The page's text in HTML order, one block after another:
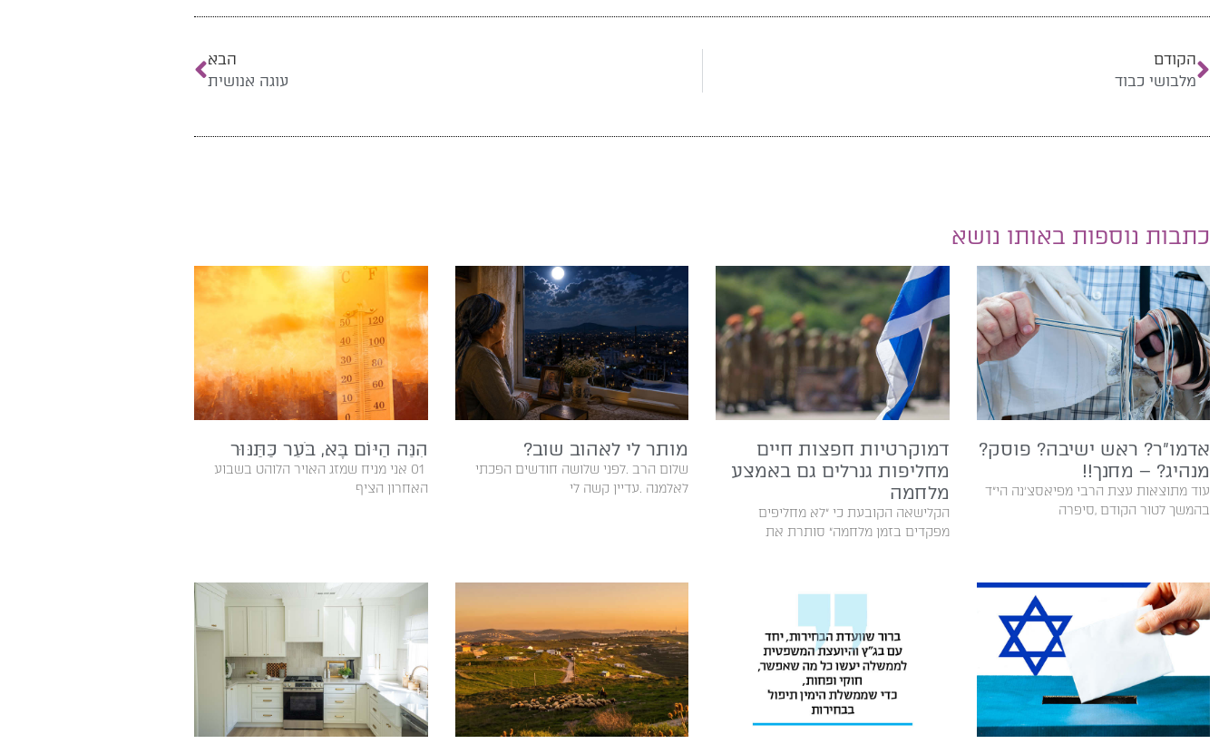
הקודם
מלבושי כבוד
הבא
עוגה אנושית
כתבות נוספות באותו נושא
אדמו״ר? ראש ישיבה? פוסק?
מנהיג? – מחנך!!
עוד מתוצאות עצת הרבי מפיאסצ׳נה הי״ד
בהמשך‭ ‬לטור‭ ‬הקודם‭, ‬סיפרה‭
דמוקרטיות חפצות חיים
מחליפות גנרלים גם באמצע
מלחמה
הקלישאה הקובעת כי ״לא מחליפים
מפקדים בזמן מלחמה״ סותרת את
מותר לי לאהוב שוב?
‬לאלמנה‭. ‬עדיין‭ ‬קשה‭ ‬לי‭
הִנֵּה הַיּוֹם בָּא, בֹּעֵר כַּתַּנּוּר
‬האחרון‭ ‬הציף‭